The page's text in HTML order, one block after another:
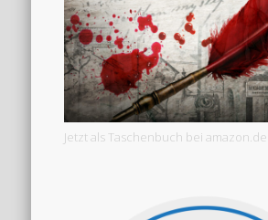
Jetzt als Taschenbuch bei amazon.de